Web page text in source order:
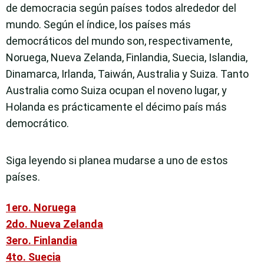
de democracia según países todos alrededor del
mundo. Según el índice, los países más
democráticos del mundo son, respectivamente,
Noruega, Nueva Zelanda, Finlandia, Suecia, Islandia,
Dinamarca, Irlanda, Taiwán, Australia y Suiza. Tanto
Australia como Suiza ocupan el noveno lugar, y
Holanda es prácticamente el décimo país más
democrático.
Siga leyendo si planea mudarse a uno de estos
países.
1ero. Noruega
2do. Nueva Zelanda
3ero. Finlandia
4to. Suecia